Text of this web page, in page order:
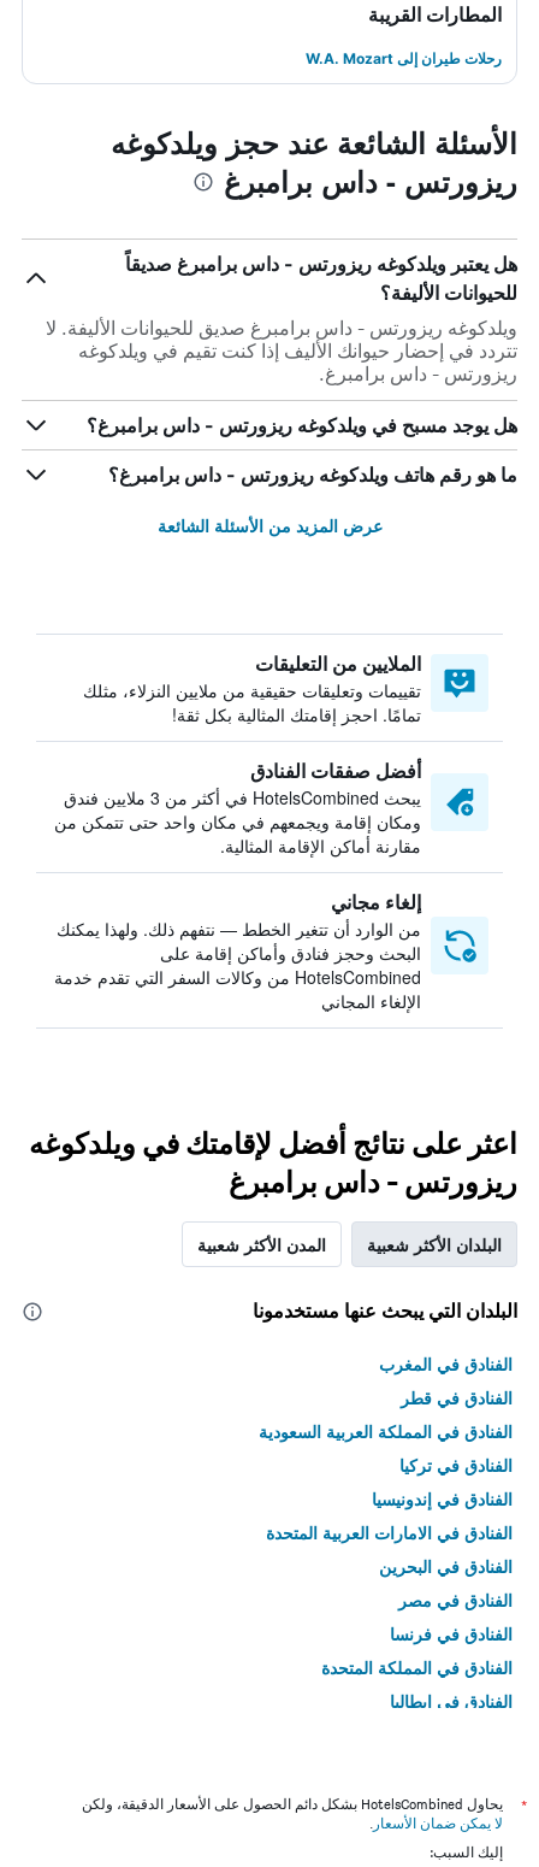
المطارات القريبة
رحلات طيران إلى W.A. Mozart
الأسئلة الشائعة عند حجز ويلدكوغه
ريزورتس - داس برامبرغ
هل يعتبر ويلدكوغه ريزورتس - داس برامبرغ صديقاً
للحيوانات الأليفة؟
ويلدكوغه ريزورتس - داس برامبرغ صديق للحيوانات الأليفة. لا
تتردد في إحضار حيوانك الأليف إذا كنت تقيم في ويلدكوغه
ريزورتس - داس برامبرغ.
هل يوجد مسبح في ويلدكوغه ريزورتس - داس برامبرغ؟
ما هو رقم هاتف ويلدكوغه ريزورتس - داس برامبرغ؟
عرض المزيد من الأسئلة الشائعة
الملايين من التعليقات
تقييمات وتعليقات حقيقية من ملايين النزلاء، مثلك
تمامًا. احجز إقامتك المثالية بكل ثقة!
أفضل صفقات الفنادق
يبحث HotelsCombined في أكثر من 3 ملايين فندق
ومكان إقامة ويجمعهم في مكان واحد حتى تتمكن من
مقارنة أماكن الإقامة المثالية.
إلغاء مجاني
من الوارد أن تتغير الخطط — نتفهم ذلك. ولهذا يمكنك
البحث وحجز فنادق وأماكن إقامة على
HotelsCombined من وكالات السفر التي تقدم خدمة
الإلغاء المجاني
اعثر على نتائج أفضل لإقامتك في ويلدكوغه
ريزورتس - داس برامبرغ
البلدان الأكثر شعبية المدن الأكثر شعبية
البلدان التي يبحث عنها مستخدمونا
الفنادق في المغرب
الفنادق في قطر
الفنادق في المملكة العربية السعودية
الفنادق في تركيا
الفنادق في إندونيسيا
الفنادق في الامارات العربية المتحدة
الفنادق في البحرين
الفنادق في مصر
الفنادق في فرنسا
الفنادق في المملكة المتحدة
الفنادق في إيطاليا
*
يحاول HotelsCombined بشكل دائم الحصول على الأسعار الدقيقة، ولكن
لا يمكن ضمان الأسعار .
إليك السبب: